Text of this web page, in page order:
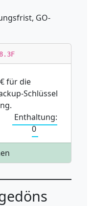
GO-
für die
Schlüssel
Enthaltung:
0